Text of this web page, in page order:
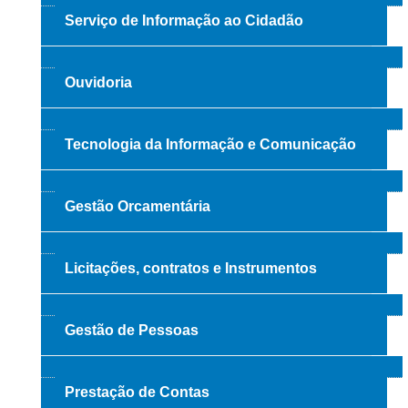
Diretores
Comitês
Comitê Gestor Regional do PJe
Comitê Gestor Regional do e-Gestão e de Tabelas
Processuais Unificadas
Comissão Regional de Pesquisa Judiciária e Ciência de
Dados
Comissão de Ética
Comitê de Atenção Integral à Saúde de Magistrados e
Serviço de Informação ao Cidadão
Ouvidoria
Tecnologia da Informação e Comunicação
Gestão Orcamentária
Licitações, contratos e Instrumentos
Gestão de Pessoas
Prestação de Contas